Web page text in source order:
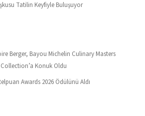
Tatilin Keyfiyle Buluşuyor
Berger, Bayou Michelin Culinary Masters
Konuk Oldu
Awards 2026 Ödülünü Aldı